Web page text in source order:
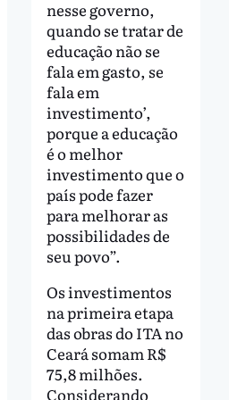
nesse governo,
quando se tratar de
educação não se
fala em gasto, se
fala em
investimento’,
porque a educação
é o melhor
investimento que o
país pode fazer
para melhorar as
possibilidades de
seu povo”.
Os investimentos
na primeira etapa
das obras do ITA no
Ceará somam R$
75,8 milhões.
Considerando